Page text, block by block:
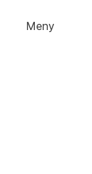
Meny